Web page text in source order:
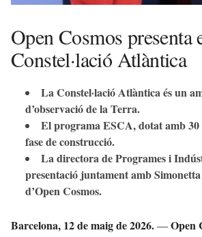
Open Cosmos
Constel·lació Atlàntica
La Constel·lació Atlàntica és un
d’observació de la Terra.
El programa ESCA, dotat amb 30
fase de construcció.
La directora de Programes i
presentació juntament amb
d’Open Cosmos.
Barcelona, 12 de maig de 2026.—Open